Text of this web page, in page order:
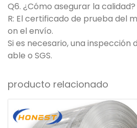
Q6. ¿Cómo asegurar la calidad?
R: El certificado de prueba del
on el envío.
Si es necesario, una
able o SGS.
producto relacionado